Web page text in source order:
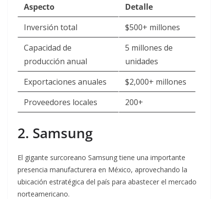
Aspecto
Detalle
Inversión total
$500+ millones
Capacidad de
producción anual
5 millones de
unidades
Exportaciones anuales
$2,000+ millones
Proveedores locales
200+
2. Samsung
El gigante surcoreano Samsung tiene una importante
presencia manufacturera en México, aprovechando la
ubicación estratégica del país para abastecer el mercado
norteamericano.